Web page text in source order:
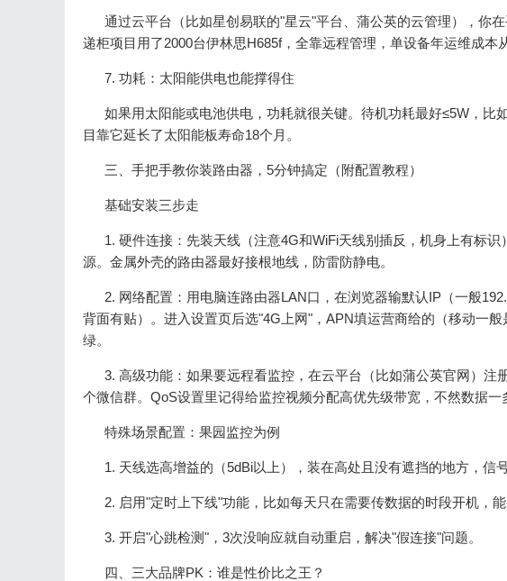
通过云平台（比如星创易联的"星云"平台、蒲公英的云管理），你
递柜项目用了2000台伊林思H685f，全靠远程管理，单设备年运维成本
7. 功耗：太阳能供电也能撑得住
如果用太阳能或电池供电，功耗就很关键。待机功耗最好≤5W，比
目靠它延长了太阳能板寿命18个月。
三、手把手教你装路由器，5分钟搞定（附配置教程）
基础安装三步走
1. 硬件连接：先装天线（注意4G和WiFi天线别插反，机身上有标
源。金属外壳的路由器最好接根地线，防雷防静电。
2. 网络配置：用电脑连路由器LAN口，在浏览器输默认IP（一般
背面有贴）。进入设置页后选"4G上网"，APN填运营商给的（移动一
绿。
3. 高级功能：如果要远程看监控，在云平台（比如蒲公英官网）
个微信群。QoS设置里记得给监控视频分配高优先级带宽，不然数据一
特殊场景配置：果园监控为例
1. 天线选高增益的（5dBi以上），装在高处且没有遮挡的地方，信号
2. 启用"定时上下线"功能，比如每天只在需要传数据的时段开机，能
3. 开启"心跳检测"，3次没响应就自动重启，解决"假连接"问题。
四、三大品牌PK：谁是性价比之王？